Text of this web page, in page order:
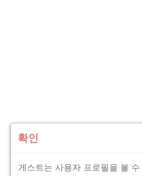
확인
게스트는 사용자 프로필을 볼